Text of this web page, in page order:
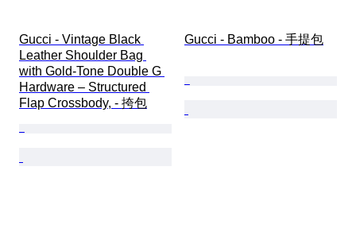
Gucci - Vintage Black
Leather Shoulder Bag
with Gold-Tone Double G
Hardware – Structured
Flap Crossbody, - 挎包
Gucci - Bamboo - 手提包